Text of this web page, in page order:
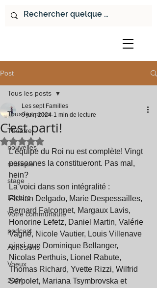
Post
Tous les posts
Théâtre
nouvelles
musique
stage
Lecture
Votre communauté
podcast
Adhésions
Voeux
2024
Tous les posts
C'est parti!
Les sept Familles
9 juin 2024 1 min de lecture
Noté NaN étoiles sur 5.
L'équipe du Roi nu est complète! Vingt
personnes la constitueront. Pas mal,
hein?
La voici dans son intégralité :
Florian Delgado, Marie Despessailles,
Bernard Falconnet, Margaux Lavis,
Honorine Lefetz, Daniel Martin, Valérie
Vagné, Nicole Vautier, Louis Villenave
ainsi que Dominique Bellanger,
Nicolas Perthuis, Lionel Rabute,
Thomas Richard, Yvette Rizzi, Wilfrid
Serpolet, Mariana Tsymbrovska et